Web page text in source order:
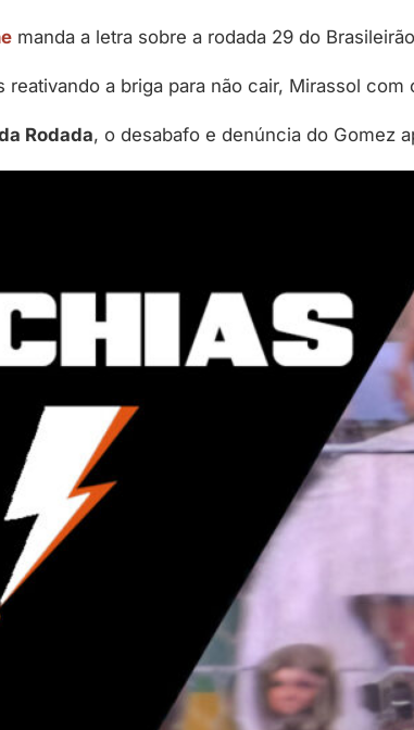
manda a letra sobre a rodada 29 do
reativando a briga para não cair, Mirassol
Rodada, o desabafo e denúncia do Gomez